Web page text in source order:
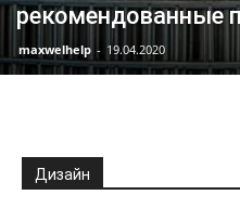
рекомендованные
maxwelhelp - 19.04.2020
Дизайн